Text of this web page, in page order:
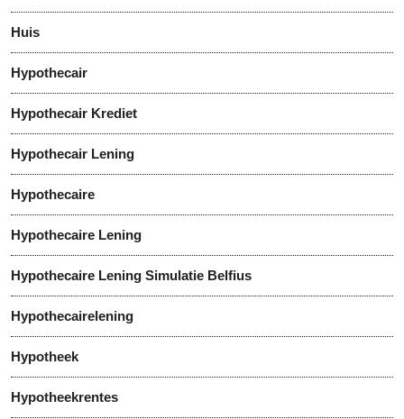
Huis
Hypothecair
Hypothecair Krediet
Hypothecair Lening
Hypothecaire
Hypothecaire Lening
Hypothecaire Lening Simulatie Belfius
Hypothecairelening
Hypotheek
Hypotheekrentes